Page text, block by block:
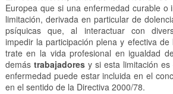
Europea que si una enfermedad curable o
limitación, derivada en particular de
psíquicas que, al interactuar con
impedir la participación plena y efectiva
trate en la vida profesional en igualdad
demás trabajadores y si esta limitación
enfermedad puede estar incluida en el
en el sentido de la Directiva 2000/78.